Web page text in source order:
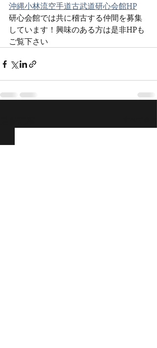
沖縄小林流空手道古武道研心会館HP
研心会館では共に稽古する仲間を募集
しています！興味のある方は是非HPも
ご覧下さい